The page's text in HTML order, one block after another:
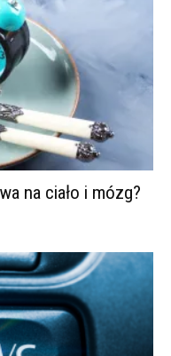
na ciało i mózg?